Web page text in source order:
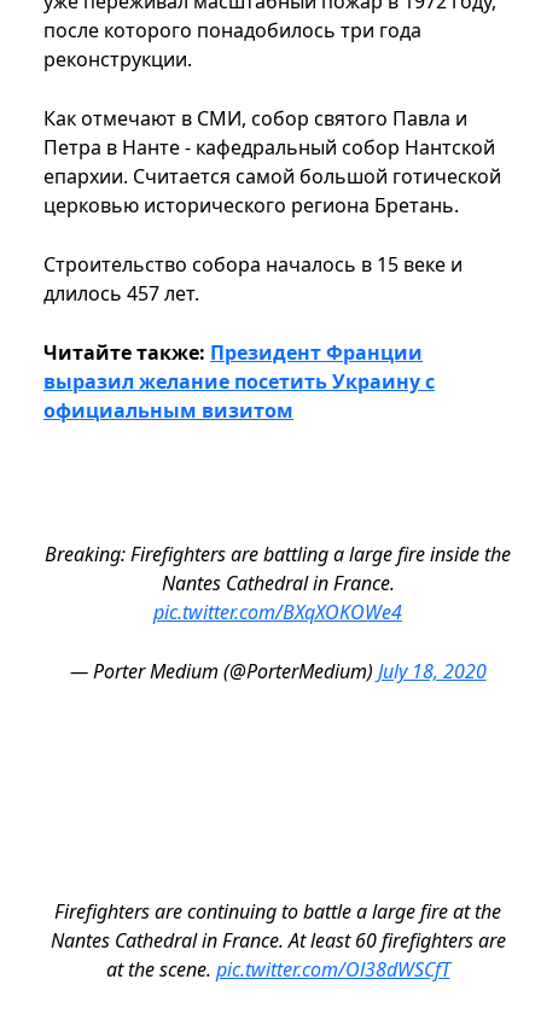
после которого понадобилось три года
реконструкции.
Как отмечают в СМИ, собор святого Павла и
Петра в Нанте - кафедральный собор Нантской
епархии. Считается самой большой готической
церковью исторического региона Бретань.
Строительство собора началось в 15 веке и
длилось 457 лет.
Читайте также: Президент Франции
выразил желание посетить Украину с
официальным визитом
Breaking: Firefighters are battling a large fire inside the
Nantes Cathedral in France.
pic.twitter.com/BXqXOKOWe4
— Porter Medium (@PorterMedium) July 18, 2020
Firefighters are continuing to battle a large fire at the
Nantes Cathedral in France. At least 60 firefighters are
at the scene. pic.twitter.com/Ol38dWSCfT